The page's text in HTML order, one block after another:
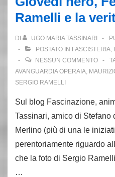
Ramelli:
per
2018
esce
la
Ramelli e la
DI UGO MARIA TASSINARI
POSTATO IN FASCISTERIA,
NESSUN COMMENTO
AVANGUARDIA OPERAIA,
SERGIO RAMELLI
Sul blog Fascinazione,
Tassinari, amico di Stefano
Merlino (più di una le
perentoriamente riguardo
che la foto di Sergio
…